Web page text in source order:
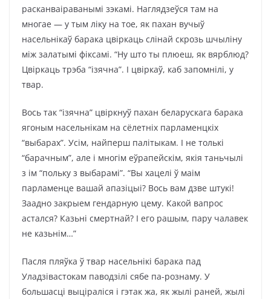
расканваіраванымі зэкамі. Наглядзеўся там на
многае — у тым ліку на тое, як пахан вучыў
насельнікаў барака цвіркаць слінай скрозь шчыліну
між залатымі фіксамі. “Ну што ты плюеш, як вярблюд?
Цвіркаць трэба “ізячна”. І цвіркаў, каб запомнілі, у
твар.
Вось так “ізячна” цвіркнуў пахан беларускага барака
ягоным насельнікам на сёлетніх парламенцкіх
“выбарах”. Усім, найперш палітыкам. І не толькі
“барачным”, але і многім еўрапейскім, якія таньчылі
з ім “польку з выбарамі”. “Вы хацелі ў маім
парламенце вашай апазіцыі? Вось вам дзве штукі!
Заадно закрыем гендарную цему. Какой вапрос
астался? Казьні смертнай? І его рашым, пару чалавек
не казьнім…”
Пасля пляўка ў твар насельнікі барака пад
Уладзівастокам паводзілі сябе па-рознаму. У
большасці выціраліся і гэтак жа, як жылі раней, жылі